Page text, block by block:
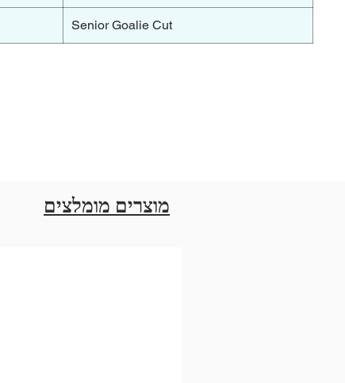
Senior Goalie Cut
מוצרים מומלצים